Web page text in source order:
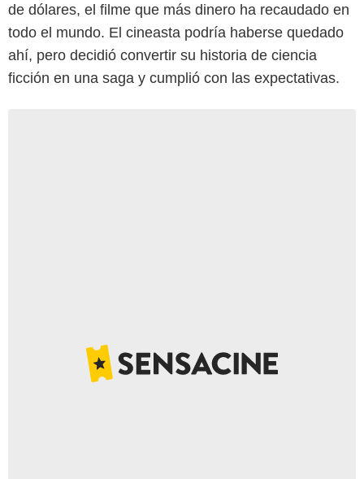
de dólares, el filme que más dinero ha recaudado en
todo el mundo. El cineasta podría haberse quedado
ahí, pero decidió convertir su historia de ciencia
ficción en una saga y cumplió con las expectativas.